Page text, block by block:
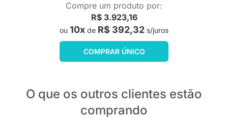
Compre um produto por:
R$ 3.923,16
ou 10x de R$ 392,32 s/juros
COMPRAR ÚNICO
O que os outros clientes estão
comprando